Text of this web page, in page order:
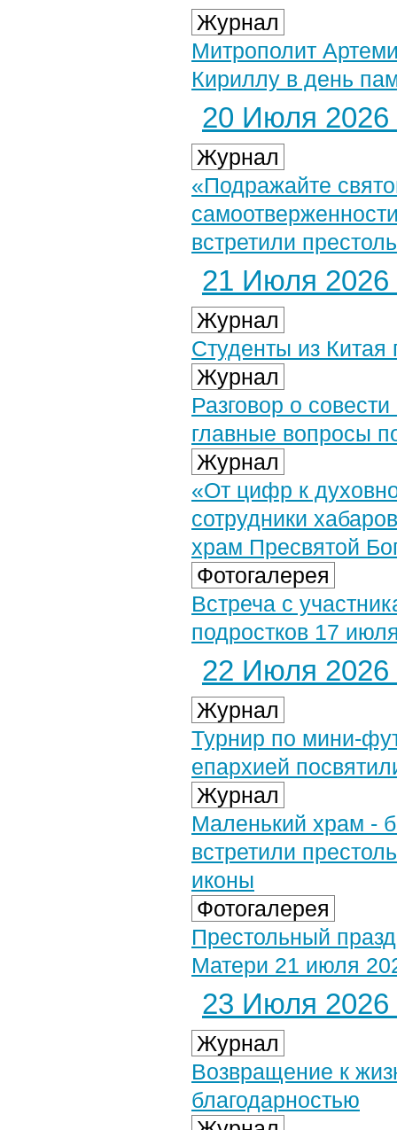
Журнал
Митрополит
Кириллу в день
20 Июля 2026
Журнал
«Подражайте
встретили
21 Июля 2026
Журнал
Студенты из Китая
Журнал
Разговор о
главные вопросы
Журнал
«От цифр к
сотрудники
храм Пресвятой
Фотогалерея
Встреча с
подростков 17
22 Июля 2026
Журнал
Турнир по мини-
епархией
Журнал
Маленький храм -
встретили
иконы
Фотогалерея
Престольный
Матери 21 июля
23 Июля 2026
Журнал
Возвращение к
благодарностью